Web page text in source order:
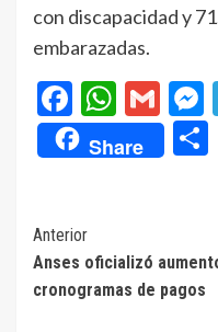
con discapacidad y
embarazadas.
Facebook
Share
Navegación
de
entradas
Anterior
Anses oficializó
cronogramas de pagos